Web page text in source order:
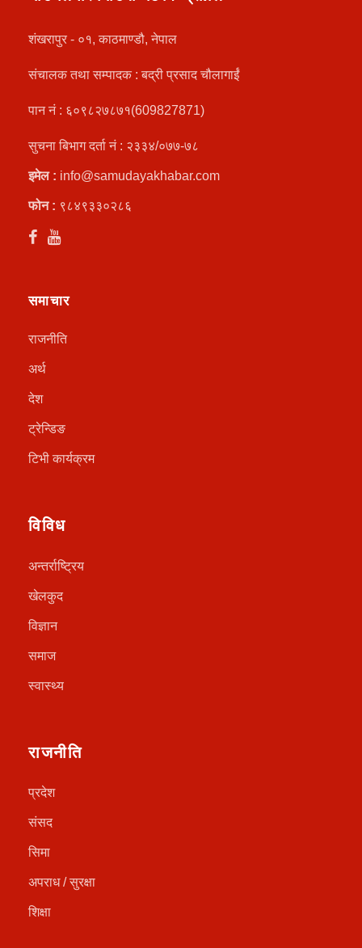
शंखरापुर - ०१, काठमाण्डौ, नेपाल
संचालक तथा सम्पादक : बद्री प्रसाद चौलागाईं
पान नं : ६०९८२७८७१(609827871)
सुचना बिभाग दर्ता नं : २३३४/०७७-७८
इमेल : info@samudayakhabar.com
फोन : ९८४९३३०२८६
समाचार
राजनीति
अर्थ
देश
ट्रेन्डिङ
टिभी कार्यक्रम
विविध
अन्तर्राष्ट्रिय
खेलकुद
विज्ञान
समाज
स्वास्थ्य
राजनीति
प्रदेश
संसद
सिमा
अपराध / सुरक्षा
शिक्षा